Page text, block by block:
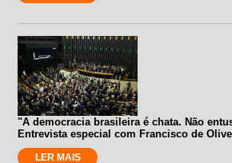
"A democracia brasileira é chata. Não
Entrevista especial com Francisco de
LER MAIS